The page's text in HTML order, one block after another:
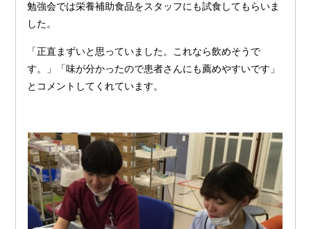
勉強会では栄養補助食品をスタッフにも試食してもらいま
した。
「正直まずいと思っていました。これなら飲めそうで
す。」「味が分かったので患者さんにも薦めやすいです」
とコメントしてくれています。